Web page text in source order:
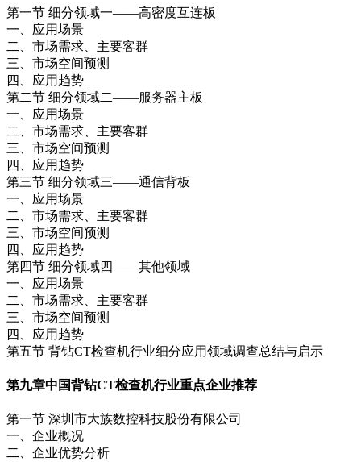
第一节 细分领域一——高密度互连板
一、应用场景
二、市场需求、主要客群
三、市场空间预测
四、应用趋势
第二节 细分领域二——服务器主板
一、应用场景
二、市场需求、主要客群
三、市场空间预测
四、应用趋势
第三节 细分领域三——通信背板
一、应用场景
二、市场需求、主要客群
三、市场空间预测
四、应用趋势
第四节 细分领域四——其他领域
一、应用场景
二、市场需求、主要客群
三、市场空间预测
四、应用趋势
第五节 背钻CT检查机行业细分应用领域调查总结与启示
第九章中国背钻CT检查机行业重点企业推荐
第一节 深圳市大族数控科技股份有限公司
一、企业概况
二、企业优势分析